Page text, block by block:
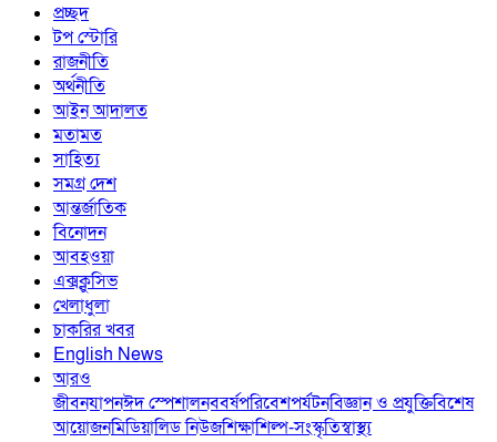
প্রচ্ছদ
টপ স্টোরি
রাজনীতি
অর্থনীতি
আইন আদালত
মতামত
সাহিত্য
সমগ্র দেশ
আন্তর্জাতিক
বিনোদন
আবহওয়া
এক্সক্লুসিভ
খেলাধুলা
চাকরির খবর
English News
আরও
জীবনযাপনঈদ স্পেশালনববর্ষপরিবেশপর্যটনবিজ্ঞান ও প্রযুক্তিবিশেষ
আয়োজনমিডিয়ালিড নিউজশিক্ষাশিল্প-সংস্কৃতিস্বাস্থ্য